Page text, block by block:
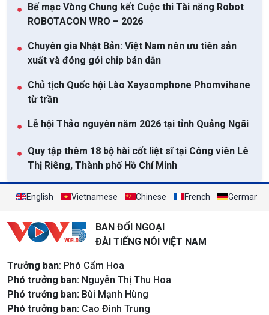
● Bế mạc Vòng Chung kết Cuộc thi Tài năng Robot
ROBOTACON WRO – 2026
● Chuyên gia Nhật Bản: Việt Nam nên ưu tiên sản
xuất và đóng gói chip bán dẫn
● Chủ tịch Quốc hội Lào Xaysomphone Phomvihane
từ trần
● Lễ hội Thảo nguyên năm 2026 tại tỉnh Quảng Ngãi
● Quy tập thêm 18 bộ hài cốt liệt sĩ tại Công viên Lê
Thị Riêng, Thành phố Hồ Chí Minh
● English Vietnamese Chinese French German
BAN ĐỐI NGOẠI
ĐÀI TIẾNG NÓI VIỆT NAM
Trưởng ban: Phó Cẩm Hoa
Phó trưởng ban: Nguyễn Thị Thu Hoa
Phó trưởng ban: Bùi Mạnh Hùng
Phó trưởng ban: Cao Đình Trung